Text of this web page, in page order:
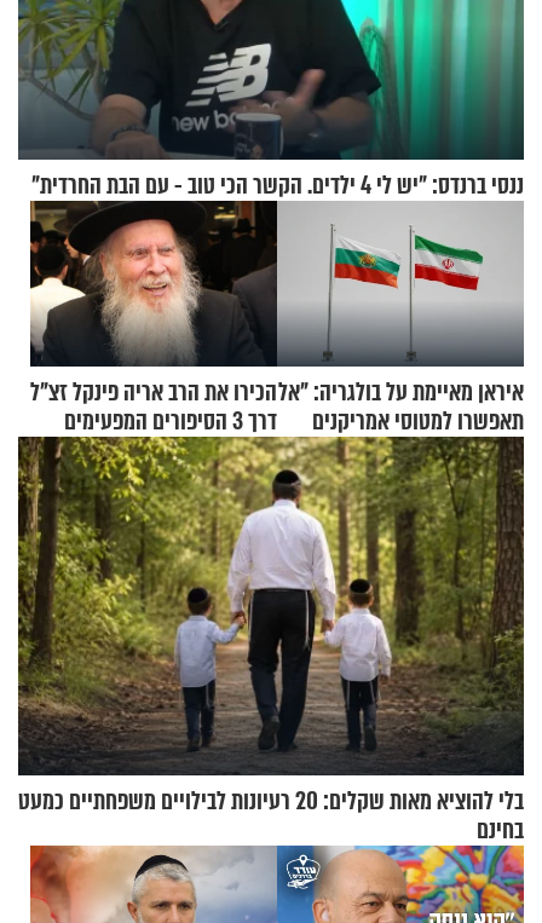
ננסי ברנדס: "יש לי 4 ילדים. הקשר הכי טוב - עם הבת החרדית"
איראן מאיימת על בולגריה: "אל
תאפשרו למטוסי אמריקנים
להמריא מהשטח שלכם"
הכירו את הרב אריה פינקל זצ"ל
דרך 3 הסיפורים המפעימים
האלה
בלי להוציא מאות שקלים: 20 רעיונות לבילויים משפחתיים כמעט
בחינם